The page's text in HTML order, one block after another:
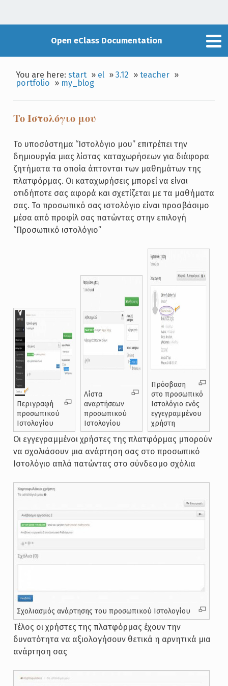
Open eClass Documentation
You are here:start » el »3.12 »teacher »
portfolio » my_blog
Το Ιστολόγιο μου
Το υποσύστημα “Ιστολόγιο μου” επιτρέπει την
δημιουργία μιας λίστας καταχωρήσεων για διάφορα
ζητήματα τα οποία άπτονται των μαθημάτων της
πλατφόρμας. Οι καταχωρήσεις μπορεί να είναι
οτιδήποτε σας αφορά και σχετίζεται με τα μαθήματα
σας. Το προσωπικό σας ιστολόγιο είναι προσβάσιμο
μέσα από προφίλ σας πατώντας στην επιλογή
“Προσωπικό ιστολόγιο”
Περιγραφή
προσωπικού
Ιστολογίου
Λίστα
αναρτήσεων
προσωπικού
Ιστολογίου
Πρόσβαση
στο προσωπικό
Ιστολόγιο ενός
εγγεγραμμένου
χρήστη
Οι εγγεγραμμένοι χρήστες της πλατφόρμας μπορούν
να σχολιάσουν μια ανάρτηση σας στο προσωπικό
Ιστολόγιο απλά πατώντας στο σύνδεσμο σχόλια
Σχολιασμός ανάρτησης του προσωπικού Ιστολογίου
Τέλος οι χρήστες της πλατφόρμας έχουν την
δυνατότητα να αξιολογήσουν θετικά η αρνητικά μια
ανάρτηση σας